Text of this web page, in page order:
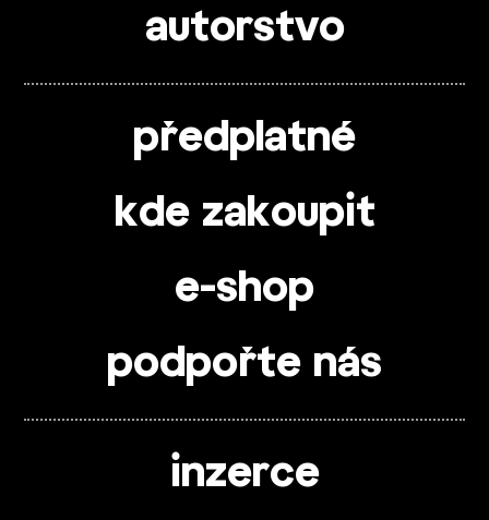
autorstvo
předplatné
kde zakoupit
e-shop
podpořte nás
inzerce